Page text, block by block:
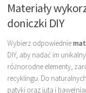
Materiały
doniczki DIY
Wybierz odpowiednie
DIY, aby nadać im
różnorodne elementy,
recyklingu. Do
patyki oraz juta i